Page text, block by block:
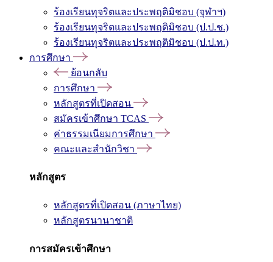
ร้องเรียนทุจริตและประพฤติมิชอบ (จุฬาฯ)
ร้องเรียนทุจริตและประพฤติมิชอบ (ป.ป.ช.)
ร้องเรียนทุจริตและประพฤติมิชอบ (ป.ป.ท.)
การศึกษา
ย้อนกลับ
การศึกษา
หลักสูตรที่เปิดสอน
สมัครเข้าศึกษา TCAS
ค่าธรรมเนียมการศึกษา
คณะและสำนักวิชา
หลักสูตร
หลักสูตรที่เปิดสอน (ภาษาไทย)
หลักสูตรนานาชาติ
การสมัครเข้าศึกษา